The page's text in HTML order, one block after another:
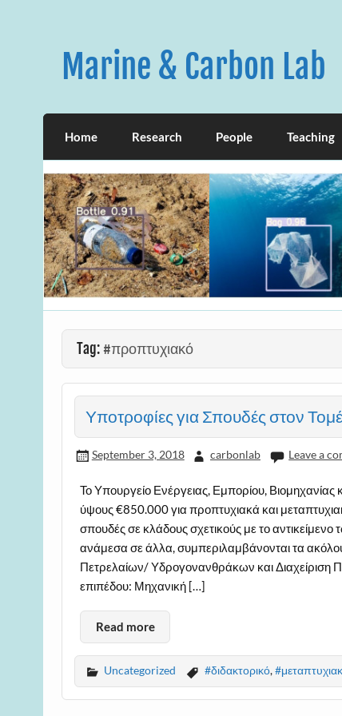
Marine & Carbon Lab
Home Research People Teaching
Tag:#προπτυχιακό
Υποτροφίες για Σπουδές στον
September 3, 2018 carbonlab Leave a
Το Υπουργείο Ενέργειας, Εμπορίου, Βιομηχανίας
ύψους €850.000 για προπτυχιακά και
σπουδές σε κλάδους σχετικούς με το
ανάμεσα σε άλλα, συμπεριλαμβάνονται τα
Πετρελαίων/ Υδρογονανθράκων και Διαχείριση
επιπέδου: Μηχανική […]
Read more
Uncategorized #διδακτορικό,